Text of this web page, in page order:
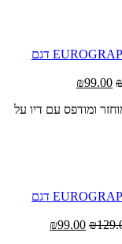
המחיר
היה:
₪99.00
הוא:
ממוחזר ומודפס עם דיו על
₪ המחיר₪99.00